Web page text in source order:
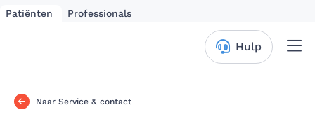
Patiënten Professionals
Hulp
Naar Service & contact